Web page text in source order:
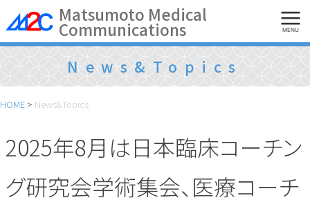
Skip
to
content
Matsumoto Medical
Communications MENU
News&Topics
HOME > News&Topics
2025年8月は日本臨床コーチン
グ研究会学術集会、医療コーチ